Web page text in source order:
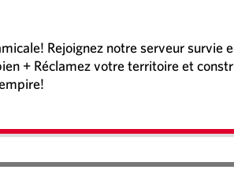
Rejoignez notre serveur survie
+ Réclamez votre territoire et